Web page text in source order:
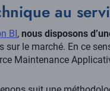
au
BI , nous disposons
sur le marché. En ce
Maintenance